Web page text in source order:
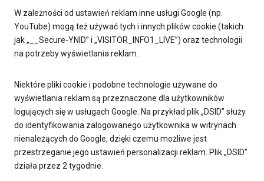
W zależności od ustawień reklam inne usługi Google (np.
YouTube) mogą też używać tych i innych plików cookie (takich
jak „__Secure-YNID” i „VISITOR_INFO1_LIVE”) oraz technologii
na potrzeby wyświetlania reklam.
Niektóre pliki cookie i podobne technologie używane do
wyświetlania reklam są przeznaczone dla użytkowników
logujących się w usługach Google. Na przykład plik „DSID” służy
do identyfikowania zalogowanego użytkownika w witrynach
nienależących do Google, dzięki czemu możliwe jest
przestrzeganie jego ustawień personalizacji reklam. Plik „DSID”
działa przez 2 tygodnie.